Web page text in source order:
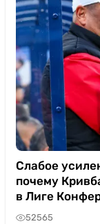
Слабое
почему
в Лиге
52565